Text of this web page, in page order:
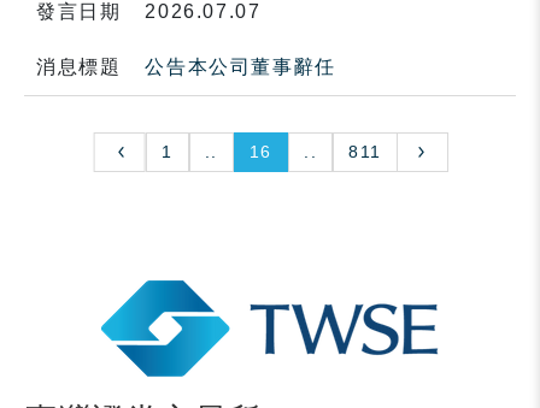
發言日期 2026.07.07
消息標題 公告本公司董事辭任
1 16 811